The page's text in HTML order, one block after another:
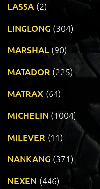
LASSA (2)
LINGLONG (304)
MARSHAL (90)
MATADOR (225)
MATRAX (64)
MICHELIN (1004)
MILEVER (11)
NANKANG (371)
NEXEN (446)